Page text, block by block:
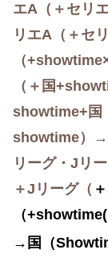
エA（＋セリ
リエA（＋セ
（+
（＋国
showtime+国
showtime）
リーグ・Jリ
＋Jリーグ（
（
→国（